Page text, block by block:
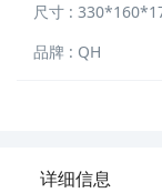
尺寸 :
品牌 : QH
详细信息